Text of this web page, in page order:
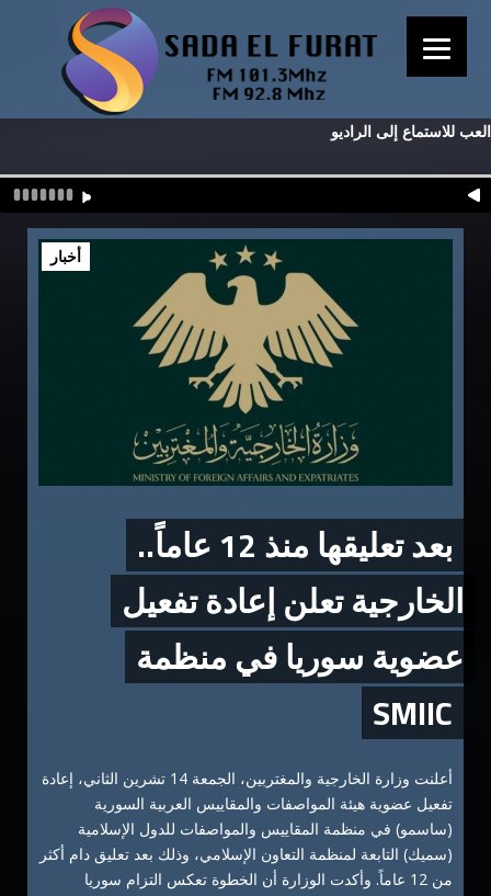
العب للاستماع إلى الراديو
أخبار
بعد تعليقها منذ 12 عاماً..
الخارجية تعلن إعادة تفعيل
عضوية سوريا في منظمة
SMIIC
أعلنت وزارة الخارجية والمغتربين، الجمعة 14 تشرين الثاني، إعادة
تفعيل عضوية هيئة المواصفات والمقاييس العربية السورية
(ساسمو) في منظمة المقاييس والمواصفات للدول الإسلامية
(سميك) التابعة لمنظمة التعاون الإسلامي، وذلك بعد تعليق دام أكثر
من 12 عاماً. وأكدت الوزارة أن الخطوة تعكس التزام سوريا